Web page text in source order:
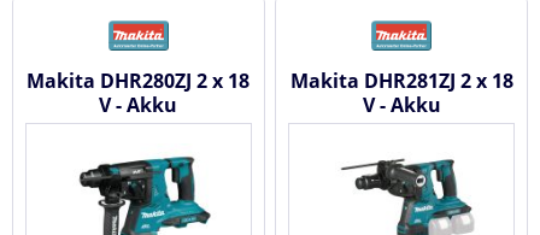
Makita DHR280ZJ 2 x 18
V - Akku
Kombihammer 28 mm
Makita DHR281ZJ 2 x 18
V - Akku
Kombihammer 28 mm
mit Wechselfutter